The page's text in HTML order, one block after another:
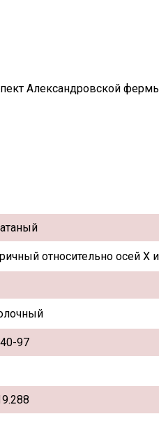
Александровской
относительно осей X
97